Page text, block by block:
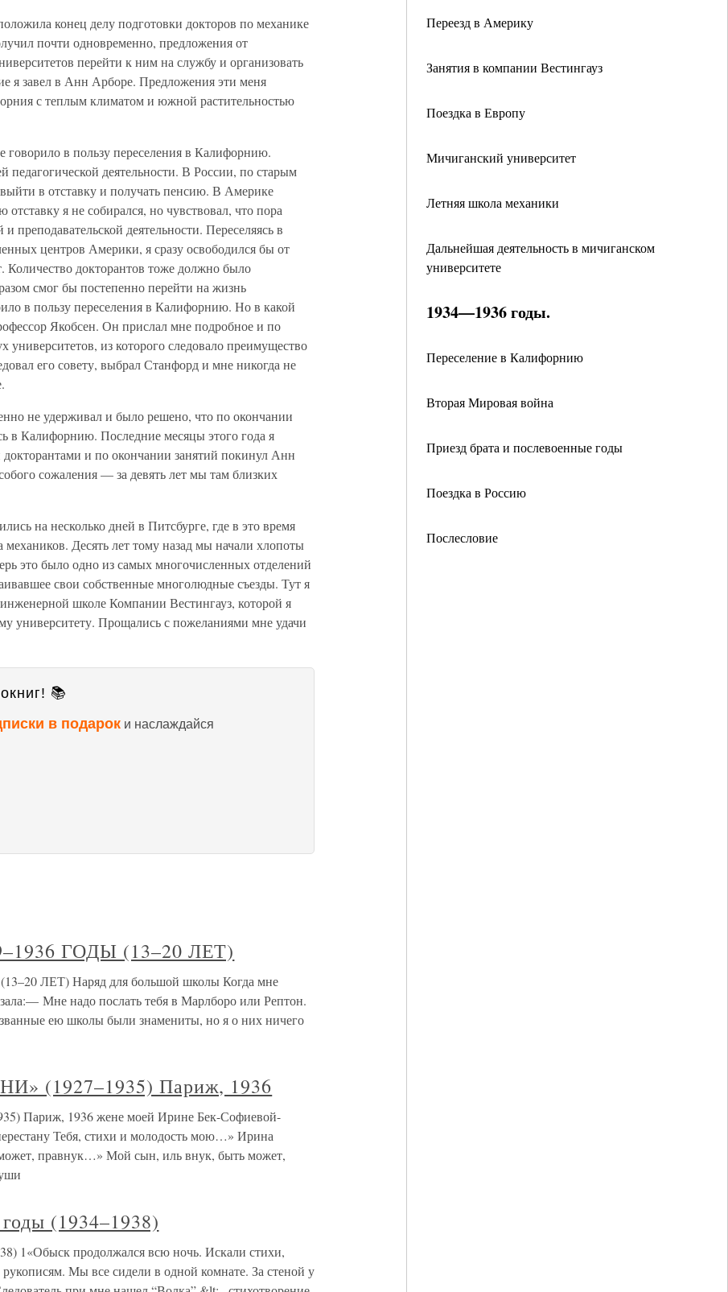
Переезд в Америку
Занятия в компании Вестингауз
Поездка в Европу
Мичиганский университет
Летняя школа механики
Дальнейшая деятельность в мичиганском
университете
1934—1936 годы.
Переселение в Калифорнию
Вторая Мировая война
Приезд брата и послевоенные годы
Поездка в Россию
Послесловие
конец делу подготовки докторов по механике
почти одновременно, предложения от
перейти к ним на службу и организовать
я завел в Анн Арборе. Предложения эти меня
с теплым климатом и южной растительностью
говорило в пользу переселения в Калифорнию.
деятельности. В России, по старым
в отставку и получать пенсию. В Америке
я не собирался, но чувствовал, что пора
преподавательской деятельности. Переселяясь в
центров Америки, я сразу освободился бы от
Количество докторантов тоже должно было
смог бы постепенно перейти на жизнь
в пользу переселения в Калифорнию. Но в какой
Якобсен. Он прислал мне подробное и по
университетов, из которого следовало преимущество
его совету, выбрал Станфорд и мне никогда не
не удерживал и было решено, что по окончании
в Калифорнию. Последние месяцы этого года я
докторантами и по окончании занятий покинул Анн
сожаления — за девять лет мы там близких
на несколько дней в Питсбурге, где в это время
механиков. Десять лет тому назад мы начали хлопоты
это было одно из самых многочисленных отделений
свои собственные многолюдные съезды. Тут я
школе Компании Вестингауз, которой я
университету. Прощались с пожеланиями мне удачи
📚
в подарок и наслаждайся
ГОДЫ (13–20 ЛЕТ)
ЛЕТ) Наряд для большой школы Когда мне
Мне надо послать тебя в Марлборо или Рептон.
ею школы были знамениты, но я о них ничего
(1927–1935) Париж, 1936
1936 жене моей Ирине Бек-Софиевой-
Тебя, стихи и молодость мою…» Ирина
правнук…» Мой сын, иль внук, быть может,
(1934–1938)
1«Обыск продолжался всю ночь. Искали стихи,
Мы все сидели в одной комнате. За стеной у